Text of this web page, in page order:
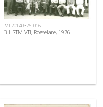
ML20140326_016
3 HSTM VTI, Roeselare, 1976